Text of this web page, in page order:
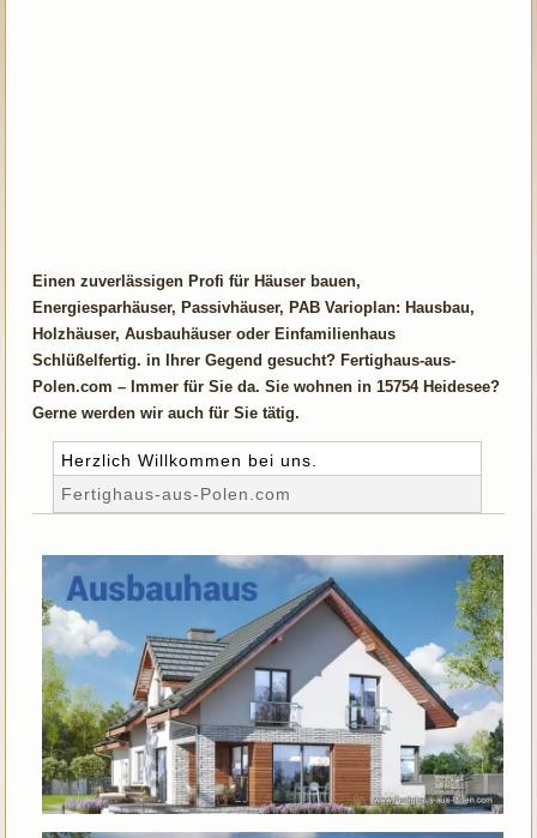
Einen zuverlässigen Profi für Häuser bauen,
Energiesparhäuser, Passivhäuser, PAB Varioplan: Hausbau,
Holzhäuser, Ausbauhäuser oder Einfamilienhaus
Schlüßelfertig. in Ihrer Gegend gesucht? Fertighaus-aus-
Polen.com – Immer für Sie da. Sie wohnen in 15754 Heidesee?
Gerne werden wir auch für Sie tätig.
Herzlich Willkommen bei uns.
Fertighaus-aus-Polen.com